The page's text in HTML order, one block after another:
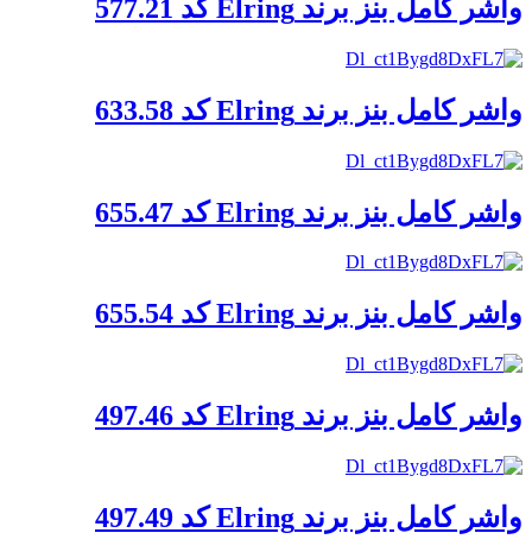
واشر کامل بنز برند Elring کد 577.21
واشر کامل بنز برند Elring کد 633.58
واشر کامل بنز برند Elring کد 655.47
واشر کامل بنز برند Elring کد 655.54
واشر کامل بنز برند Elring کد 497.46
واشر کامل بنز برند Elring کد 497.49